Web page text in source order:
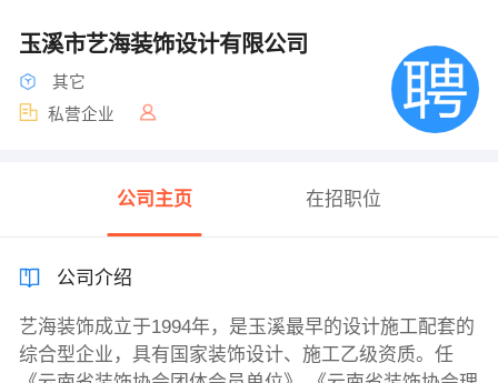
玉溪市艺海装饰设计有限公司
其它
私营企业
公司主页 在招职位
公司介绍
艺海装饰成立于1994年，是玉溪最早的设计施工配套的
综合型企业，具有国家装饰设计、施工乙级资质。任